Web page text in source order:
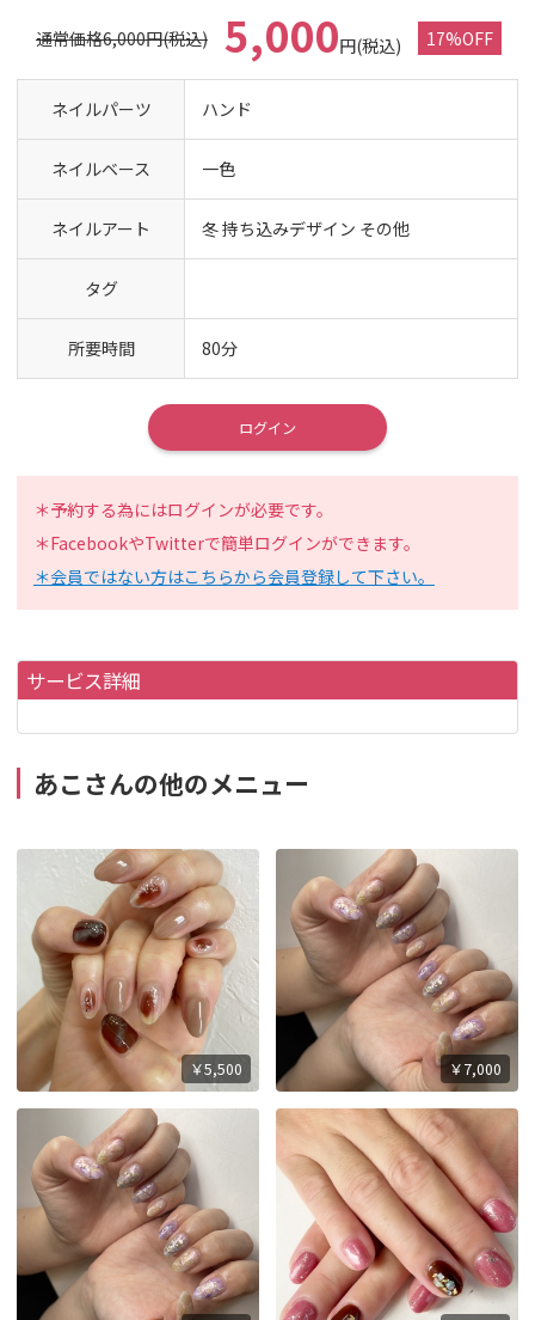
通常価格6,000円(税込) 5,000円(税込) 17%OFF
ネイルパーツ ハンド
ネイルベース 一色
ネイルアート 冬 持ち込みデザイン その他
タグ
所要時間 80分
ログイン
＊予約する為にはログインが必要です。
＊FacebookやTwitterで簡単ログインができます。
＊会員ではない方はこちらから会員登録して下さい。
サービス詳細
あこさんの他のメニュー
￥5,500 ￥7,000